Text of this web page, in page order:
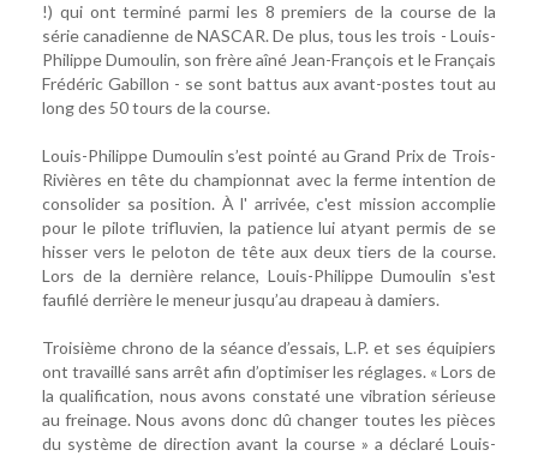
!) qui ont terminé parmi les 8 premiers de la course de la
série canadienne de NASCAR. De plus, tous les trois - Louis-
Philippe Dumoulin, son frère aîné Jean-François et le Français
Frédéric Gabillon - se sont battus aux avant-postes tout au
long des 50 tours de la course.
Louis-Philippe Dumoulin s’est pointé au Grand Prix de Trois-
Rivières en tête du championnat avec la ferme intention de
consolider sa position. À l' arrivée, c'est mission accomplie
pour le pilote trifluvien, la patience lui atyant permis de se
hisser vers le peloton de tête aux deux tiers de la course.
Lors de la dernière relance, Louis-Philippe Dumoulin s'est
faufilé derrière le meneur jusqu’au drapeau à damiers.
Troisième chrono de la séance d’essais, L.P. et ses équipiers
ont travaillé sans arrêt afin d’optimiser les réglages. « Lors de
la qualification, nous avons constaté une vibration sérieuse
au freinage. Nous avons donc dû changer toutes les pièces
du système de direction avant la course » a déclaré Louis-